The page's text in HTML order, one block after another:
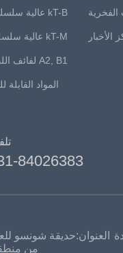
الفخرية
الأخبار
المواد القابلة
84026383
العنوان:حديقة شونسو
من